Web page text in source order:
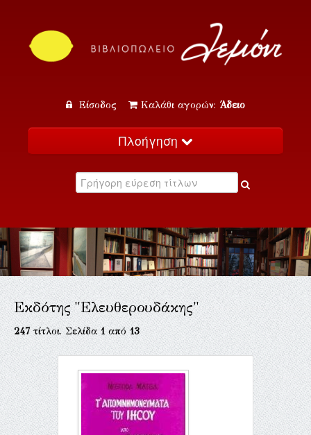
Είσοδος Καλάθι αγορών: Άδειο
Πλοήγηση
Κατάλογος
Εκδηλώσεις
Επικοινωνία
Εκδότης "Ελευθερουδάκης"
247τίτλοι. Σελίδα1από13